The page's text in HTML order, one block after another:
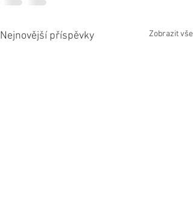
Nejnovější příspěvky Zobrazit vše